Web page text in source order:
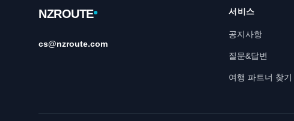
NZROUTE
cs@nzroute.com
서비스
공지사항
질문&답변
여행 파트너 찾기